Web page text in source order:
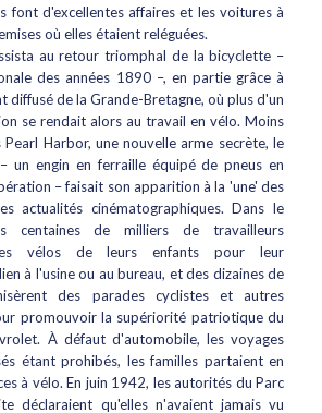
font d'excellentes affaires et les voitures à
où elles étaient reléguées.
au retour triomphal de la bicyclette –
des années 1890 –, en partie grâce à
diffusé de la Grande-Bretagne, où plus d'un
se rendait alors au travail en vélo. Moins
Harbor, une nouvelle arme secrète, le
un engin en ferraille équipé de pneus en
– faisait son apparition à la 'une' des
actualités cinématographiques. Dans le
centaines de milliers de travailleurs
les vélos de leurs enfants pour leur
à l'usine ou au bureau, et des dizaines de
des parades cyclistes et autres
promouvoir la supériorité patriotique du
À défaut d'automobile, les voyages
étant prohibés, les familles partaient en
à vélo. En juin 1942, les autorités du Parc
déclaraient qu'elles n'avaient jamais vu